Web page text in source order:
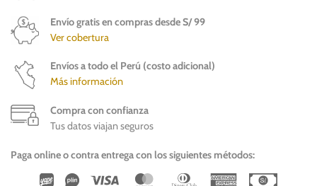
Envío gratis en compras desde S/ 99
Ver cobertura
Envíos a todo el Perú (costo adicional)
Más información
Compra con confianza
Tus datos viajan seguros
Paga online o contra entrega con los siguientes métodos:
Wirecard
Vipps Visa MasterCardDinners
American